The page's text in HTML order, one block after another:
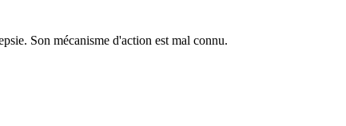
Son mécanisme d'action est mal connu.